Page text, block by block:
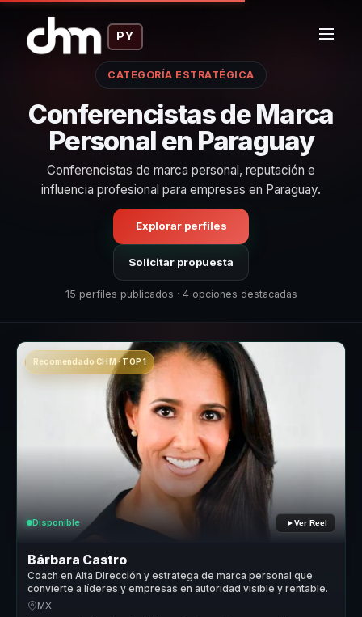
PY
CATEGORÍA ESTRATÉGICA
Conferencistas de Marca
Personal en Paraguay
Conferencistas de marca personal, reputación e
influencia profesional para empresas en Paraguay.
Explorar perfiles
Solicitar propuesta
15 perfiles publicados · 4 opciones destacadas
Recomendado CHM · TOP 1
Disponible Ver Reel
Bárbara Castro
Coach en Alta Dirección y estratega de marca personal que
convierte a líderes y empresas en autoridad visible y rentable.
MX